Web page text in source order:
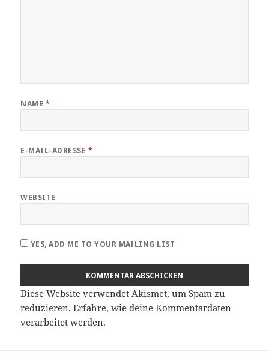
NAME *
E-MAIL-ADRESSE *
WEBSITE
YES, ADD ME TO YOUR MAILING LIST
Diese Website verwendet Akismet, um Spam zu
reduzieren.Erfahre, wie deine Kommentardaten
verarbeitet werden.